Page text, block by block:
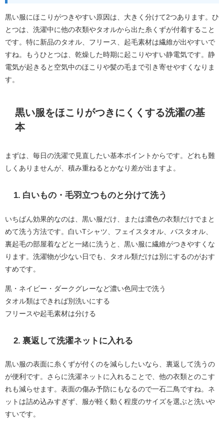
黒い服にほこりがつきやすい原因は、大きく分けて2つあります。ひ
とつは、洗濯中に他の衣類やタオルから出た糸くずが付着すること
です。特に新品のタオル、フリース、起毛素材は繊維が出やすいで
すね。もうひとつは、乾燥した時期に起こりやすい静電気です。静
電気が起きると空気中のほこりや髪の毛まで引き寄せやすくなりま
す。
黒い服をほこりがつきにくくする洗濯の基
本
まずは、毎日の洗濯で見直したい基本ポイントからです。どれも難
しくありませんが、積み重ねるとかなり差が出ますよ。
1. 白いもの・毛羽立つものと分けて洗う
いちばん効果的なのは、黒い服だけ、または濃色の衣類だけでまと
めて洗う方法です。白いTシャツ、フェイスタオル、バスタオル、
裏起毛の部屋着などと一緒に洗うと、黒い服に繊維がつきやすくな
ります。洗濯物が少ない日でも、タオル類だけは別にするのがおす
すめです。
黒・ネイビー・ダークグレーなど濃い色同士で洗う
タオル類はできれば別洗いにする
フリースや起毛素材は分ける
2. 裏返して洗濯ネットに入れる
黒い服の表面に糸くずが付くのを減らしたいなら、裏返して洗うの
が便利です。さらに洗濯ネットに入れることで、他の衣類とのこす
れも減らせます。表面の傷み予防にもなるので一石二鳥ですね。ネ
ットは詰め込みすぎず、服が軽く動く程度のサイズを選ぶと洗いや
すいです。